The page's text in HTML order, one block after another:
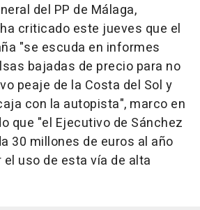
del PP de Málaga,
criticado este jueves que el
"se escuda en informes
bajadas de precio para no
peaje de la Costa del Sol y
con la autopista", marco en
que "el Ejecutivo de Sánchez
30 millones de euros al año
uso de esta vía de alta